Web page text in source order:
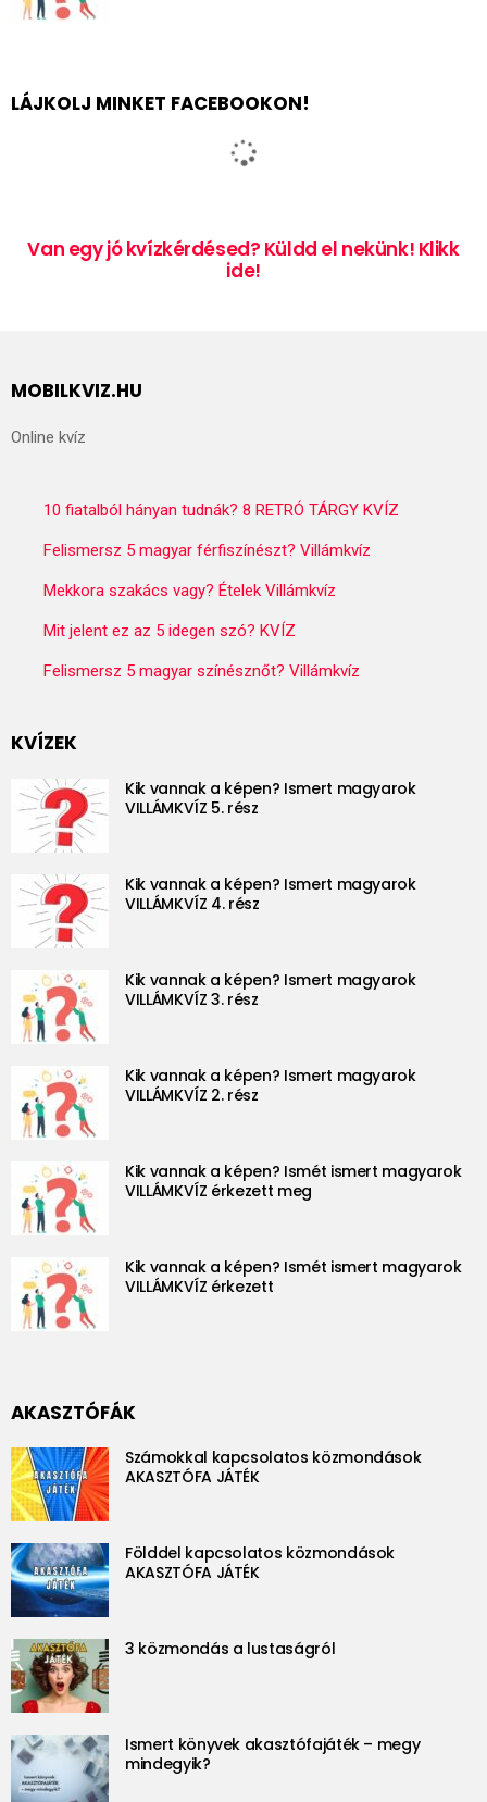
LÁJKOLJ MINKET FACEBOOKON!
Van egy jó kvízkérdésed? Küldd el nekünk! Klikk
ide!
MOBILKVIZ.HU
Online kvíz
10 fiatalból hányan tudnák? 8 RETRÓ TÁRGY KVÍZ
Felismersz 5 magyar férfiszínészt? Villámkvíz
Mekkora szakács vagy? Ételek Villámkvíz
Mit jelent ez az 5 idegen szó? KVÍZ
Felismersz 5 magyar színésznőt? Villámkvíz
KVÍZEK
Kik vannak a képen? Ismert magyarok
VILLÁMKVÍZ 5. rész
Kik vannak a képen? Ismert magyarok
VILLÁMKVÍZ 4. rész
Kik vannak a képen? Ismert magyarok
VILLÁMKVÍZ 3. rész
Kik vannak a képen? Ismert magyarok
VILLÁMKVÍZ 2. rész
Kik vannak a képen? Ismét ismert magyarok
VILLÁMKVÍZ érkezett meg
Kik vannak a képen? Ismét ismert magyarok
VILLÁMKVÍZ érkezett
AKASZTÓFÁK
Számokkal kapcsolatos közmondások
AKASZTÓFA JÁTÉK
Földdel kapcsolatos közmondások
AKASZTÓFA JÁTÉK
3 közmondás a lustaságról
Ismert könyvek akasztófajáték – megy
mindegyik?